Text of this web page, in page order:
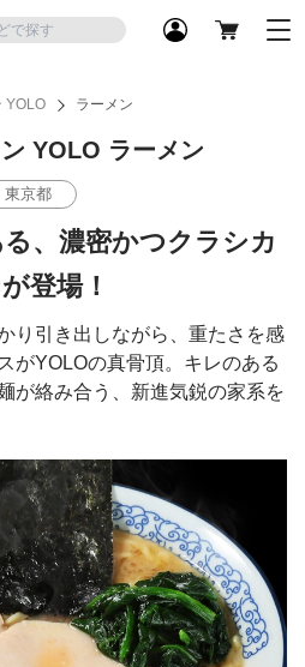
YOLO ラーメン
YOLO ラーメン
東京都
、濃密かつクラシカ
登場！
り引き出しながら、重たさを感
がYOLOの真骨頂。キレのある
が絡み合う、新進気鋭の家系を